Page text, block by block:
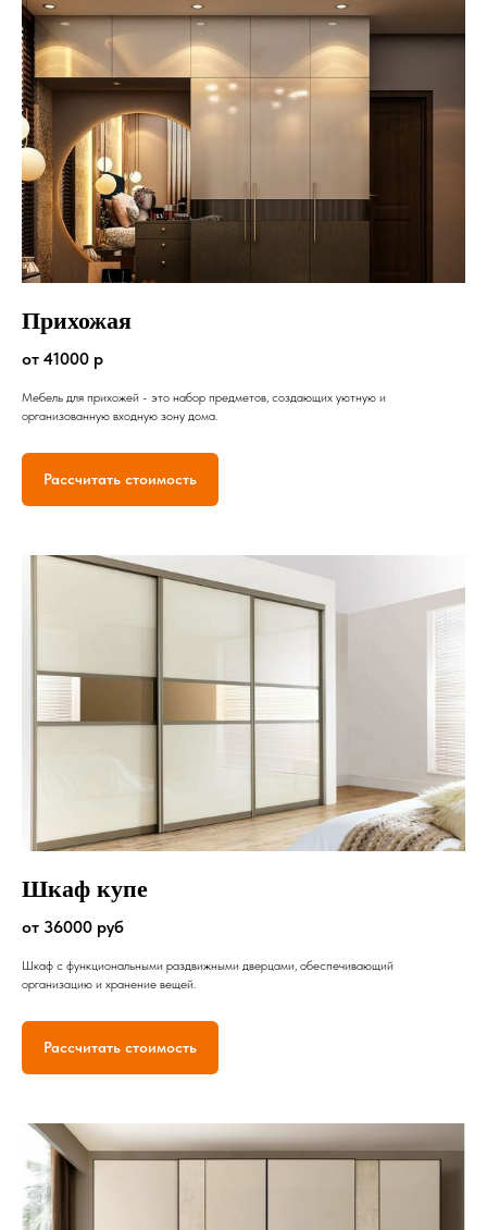
Прихожая
от 41000 р
Мебель для прихожей - это набор предметов, создающих уютную и
организованную входную зону дома.
Рассчитать стоимость
Шкаф купе
от 36000 руб
Шкаф с функциональными раздвижными дверцами, обеспечивающий
организацию и хранение вещей.
Рассчитать стоимость